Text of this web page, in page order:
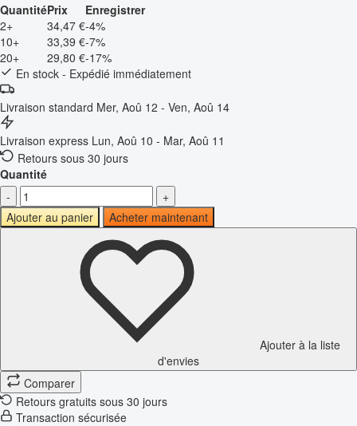
QuantitéPrix
Enregistrer
2+
34,47 €-4%
10+
33,39 €-7%
20+
29,80 €-17%
En stock - Expédié immédiatement
Livraison standard Mer, Aoû 12 - Ven, Aoû 14
Livraison express Lun, Aoû 10 - Mar, Aoû 11
Retours sous 30 jours
Quantité
-
+
Ajouter au panier
Acheter maintenant
Ajouter à la liste
d'envies
Comparer
Retours gratuits sous 30 jours
Transaction sécurisée